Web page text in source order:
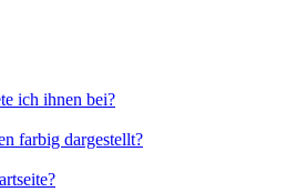
ich ihnen bei?
farbig dargestellt?